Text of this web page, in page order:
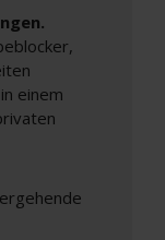
einem